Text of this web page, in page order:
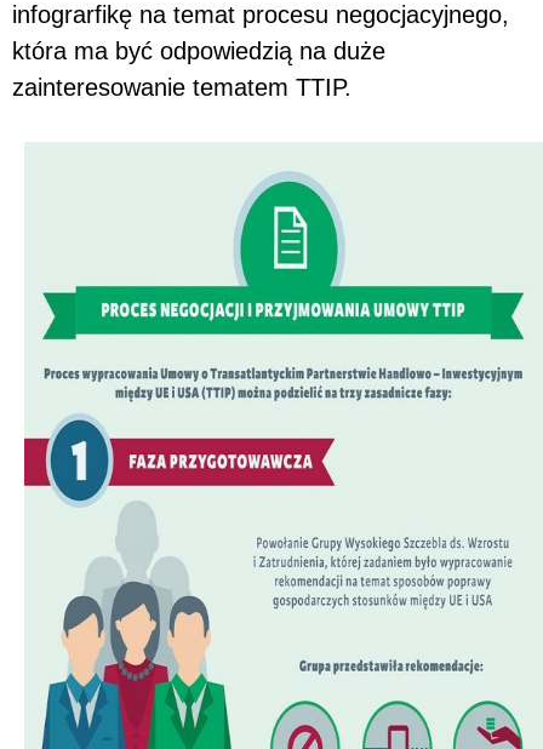
infograrfikę na temat procesu negocjacyjnego,
która ma być odpowiedzią na duże
zainteresowanie tematem TTIP.